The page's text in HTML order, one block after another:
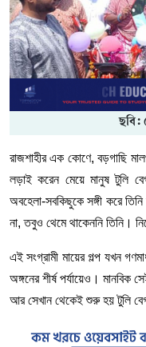
ছবি:
রাজশাহীর এক কোণে, বড়গাছি
লড়াই করেন মেয়ে মানুষ টুলি
অবহেলা-সবকিছুকে সঙ্গী করে
না, তবুও থেমে থাকেননি তিনি।
এই সংগ্রামী মায়ের গল্প যখন
অঙ্গনের শীর্ষ পর্যায়েও। মানবিক
আর সেখান থেকেই শুরু হয় টুলি